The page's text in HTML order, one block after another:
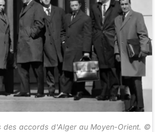
des accords d'Alger au Moyen-Orient. ©